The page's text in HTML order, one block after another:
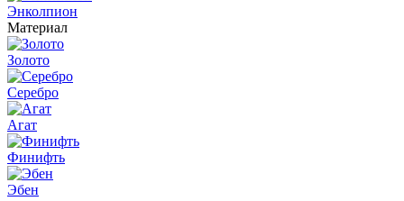
Энколпион
Материал
Золото
Серебро
Агат
Финифть
Эбен